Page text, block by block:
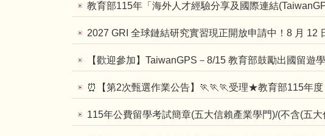
教育部115年「海外人才經驗分享及國際連結
2027 GRI 全球鏈結研究實習現正開放申請中！8 月 12
【歡迎參加】TaiwanGPS－8/15 教育部鼓勵出國留遊
⏰【第2次甄選作業公告】🏃🏃🏃受理★教育部115年
115年公費留學考試簡章(五大信賴產業學門)/(不含(五